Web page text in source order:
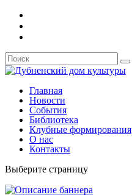
Главная
Новости
События
Библиотека
Клубные формирования
О нас
Контакты
Выберите страницу